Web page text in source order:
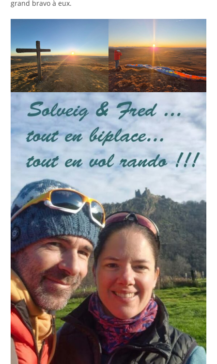
grand bravo à eux.